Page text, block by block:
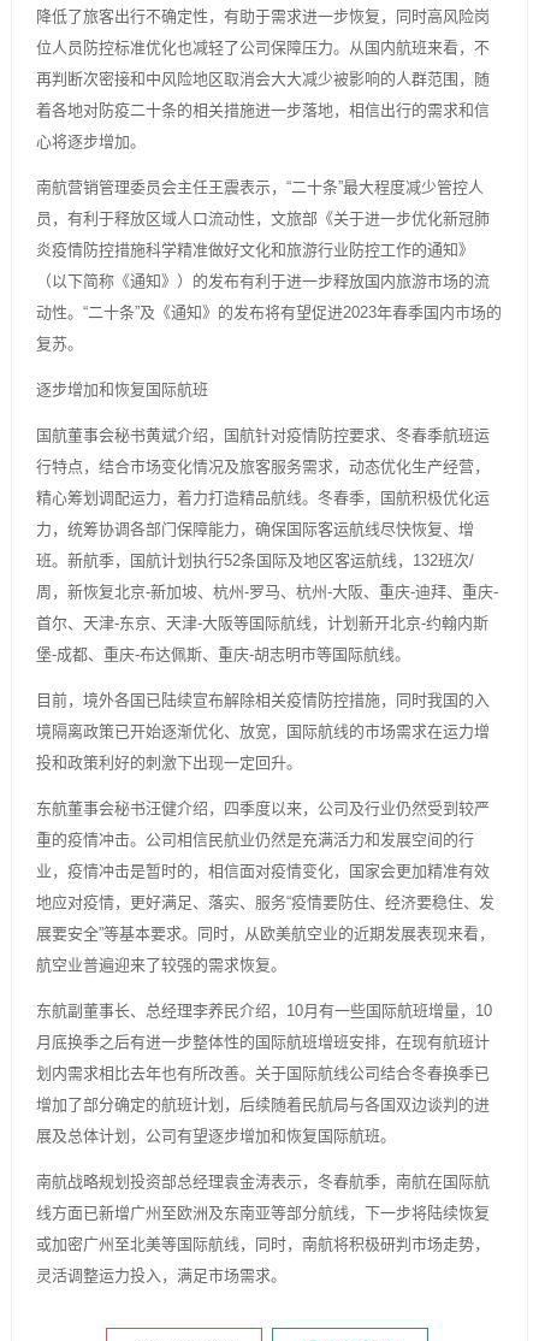
降低了旅客出行不确定性，有助于需求进一步恢复，同时高风险岗
位人员防控标准优化也减轻了公司保障压力。从国内航班来看，不
再判断次密接和中风险地区取消会大大减少被影响的人群范围，随
着各地对防疫二十条的相关措施进一步落地，相信出行的需求和信
心将逐步增加。
南航营销管理委员会主任王震表示，“二十条”最大程度减少管控人
员，有利于释放区域人口流动性，文旅部《关于进一步优化新冠肺
炎疫情防控措施科学精准做好文化和旅游行业防控工作的通知》
（以下简称《通知》）的发布有利于进一步释放国内旅游市场的流
动性。“二十条”及《通知》的发布将有望促进2023年春季国内市场的
复苏。
逐步增加和恢复国际航班
国航董事会秘书黄斌介绍，国航针对疫情防控要求、冬春季航班运
行特点，结合市场变化情况及旅客服务需求，动态优化生产经营，
精心筹划调配运力，着力打造精品航线。冬春季，国航积极优化运
力，统筹协调各部门保障能力，确保国际客运航线尽快恢复、增
班。新航季，国航计划执行52条国际及地区客运航线，132班次/
周，新恢复北京-新加坡、杭州-罗马、杭州-大阪、重庆-迪拜、重庆-
首尔、天津-东京、天津-大阪等国际航线，计划新开北京-约翰内斯
堡-成都、重庆-布达佩斯、重庆-胡志明市等国际航线。
目前，境外各国已陆续宣布解除相关疫情防控措施，同时我国的入
境隔离政策已开始逐渐优化、放宽，国际航线的市场需求在运力增
投和政策利好的刺激下出现一定回升。
东航董事会秘书汪健介绍，四季度以来，公司及行业仍然受到较严
重的疫情冲击。公司相信民航业仍然是充满活力和发展空间的行
业，疫情冲击是暂时的，相信面对疫情变化，国家会更加精准有效
地应对疫情，更好满足、落实、服务“疫情要防住、经济要稳住、发
展要安全”等基本要求。同时，从欧美航空业的近期发展表现来看，
航空业普遍迎来了较强的需求恢复。
东航副董事长、总经理李养民介绍，10月有一些国际航班增量，10
月底换季之后有进一步整体性的国际航班增班安排，在现有航班计
划内需求相比去年也有所改善。关于国际航线公司结合冬春换季已
增加了部分确定的航班计划，后续随着民航局与各国双边谈判的进
展及总体计划，公司有望逐步增加和恢复国际航班。
南航战略规划投资部总经理袁金涛表示，冬春航季，南航在国际航
线方面已新增广州至欧洲及东南亚等部分航线，下一步将陆续恢复
或加密广州至北美等国际航线，同时，南航将积极研判市场走势，
灵活调整运力投入，满足市场需求。